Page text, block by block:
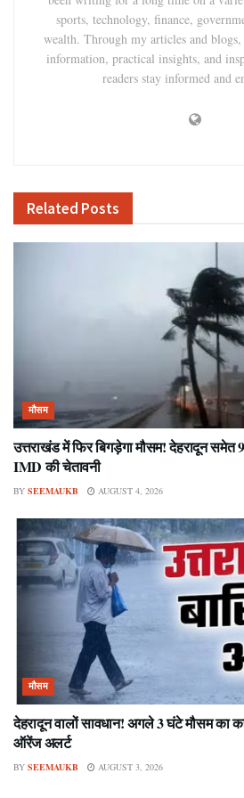
sports, technology, finance,
wealth. Through my articles and
information, practical insights, and
readers stay informed and
Related Posts
मौसम
उत्तराखंड में फिर बिगड़ेगा मौसम! देहरादून समेत
IMD की चेतावनी
BY SEEMAUKB AUGUST 4, 2026
मौसम
देहरादून वालों सावधान! अगले 3 घंटे मौसम का
ऑरेंज अलर्ट
BY SEEMAUKB AUGUST 3, 2026